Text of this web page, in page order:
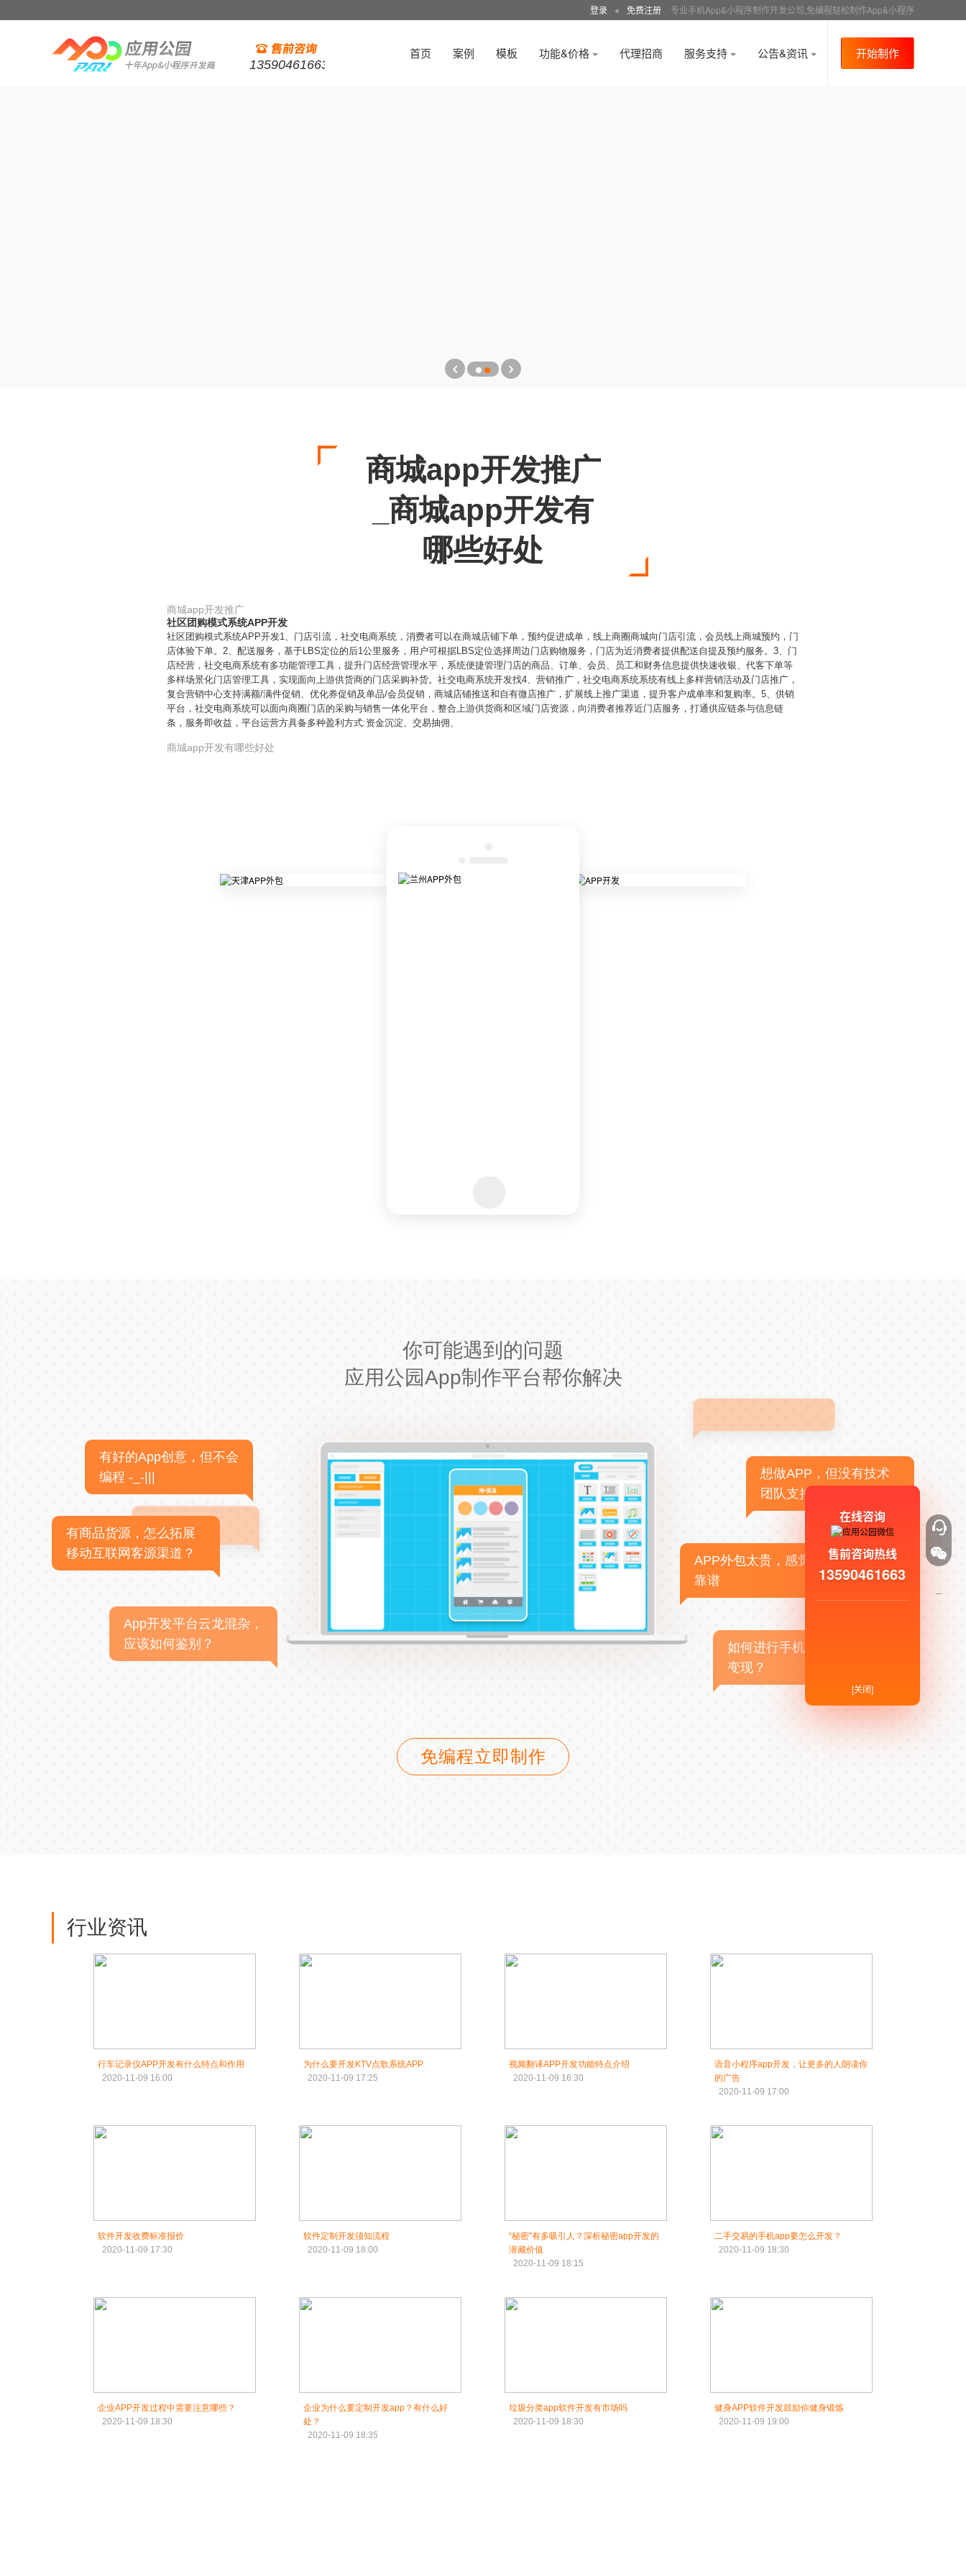
登录 ● 免费注册 专业手机App&小程序制作开发公司,免编程轻松制作App&小程序
13590461663
首页 案例 模板 功能&价格 代理招商 服务支持 公告&资讯 开始制作
商城app开发推广
_商城app开发有
哪些好处
商城app开发推广
社区团购模式系统APP开发
社区团购模式系统APP开发1、门店引流，社交电商系统，消费者可以在商城店铺下单，预约促进成单，线上商圈商城向门店引流，会员线上商城预约，门
店体验下单。2、配送服务，基于LBS定位的后1公里服务，用户可根据LBS定位选择周边门店购物服务，门店为近消费者提供配送自提及预约服务。3、门
店经营，社交电商系统有多功能管理工具，提升门店经营管理水平，系统便捷管理门店的商品、订单、会员、员工和财务信息提供快速收银、代客下单等
多样场景化门店管理工具，实现面向上游供货商的门店采购补货。社交电商系统开发找4、营销推广，社交电商系统系统有线上多样营销活动及门店推广，
复合营销中心支持满额/满件促销、优化券促销及单品/会员促销，商城店铺推送和自有微店推广，扩展线上推广渠道，提升客户成单率和复购率。5、供销
平台，社交电商系统可以面向商圈门店的采购与销售一体化平台，整合上游供货商和区域门店资源，向消费者推荐近门店服务，打通供应链条与信息链
条，服务即收益，平台运营方具备多种盈利方式:资金沉淀、交易抽佣、
商城app开发有哪些好处
你可能遇到的问题
应用公园App制作平台帮你解决
有好的App创意，但不会
编程 -_-|||
有商品货源，怎么拓展
移动互联网客源渠道？
App开发平台云龙混杂，
应该如何鉴别？
想做APP，但没有技术
团队支持
APP外包太贵，感觉不
靠谱
如何进行手机APP商业
变现？
免编程立即制作
行业资讯
行车记录仪APP开发有什么特点和作用
2020-11-09 16:00
为什么要开发KTV点歌系统APP
2020-11-09 17:25
视频翻译APP开发功能特点介绍
2020-11-09 16:30
语音小程序app开发，让更多的人朗读你
的广告
2020-11-09 17:00
软件开发收费标准报价
2020-11-09 17:30
软件定制开发须知流程
2020-11-09 18:00
“秘密”有多吸引人？深析秘密app开发的
潜藏价值
2020-11-09 18:15
二手交易的手机app要怎么开发？
2020-11-09 18:30
企业APP开发过程中需要注意哪些？
2020-11-09 18:30
企业为什么要定制开发app？有什么好
处？
2020-11-09 18:35
垃圾分类app软件开发有市场吗
2020-11-09 18:30
健身APP软件开发鼓励你健身锻炼
2020-11-09 19:00
在线咨询
售前咨询热线
13590461663
[关闭]